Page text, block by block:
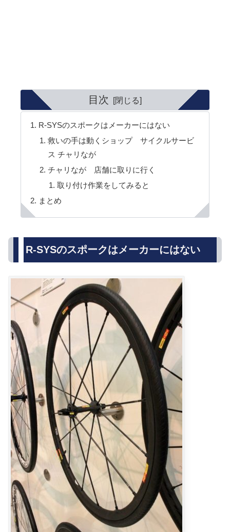
目次
R-SYSのスポークはメーカーにはない
救いの手は動くショップ サイクルサービ
ス チャリなが
チャリなが 店舗に取りに行く
取り付け作業をしてみると
まとめ
R-SYSのスポークはメーカーにはない